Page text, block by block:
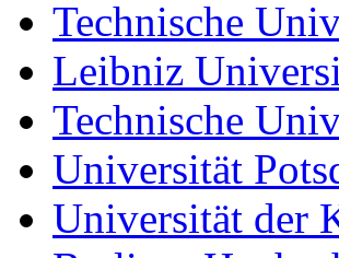
Technische
Leibniz
Technische
Universität
Universität der